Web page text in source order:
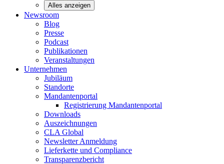
Alles anzeigen
Newsroom
Blog
Presse
Podcast
Publikationen
Veranstaltungen
Unternehmen
Jubiläum
Standorte
Mandantenportal
Registrierung Mandantenportal
Downloads
Auszeichnungen
CLA Global
NewsletterAnmeldung
Lieferkette und Compliance
Transparenzbericht